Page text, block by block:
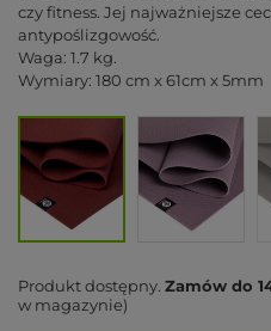
czy fitness. Jej najważniejsze
antypoślizgowość.
Waga: 1.7 kg.
Wymiary: 180 cm x 61cm x 5mm
Produkt dostępny Zamów do
w magazynie)